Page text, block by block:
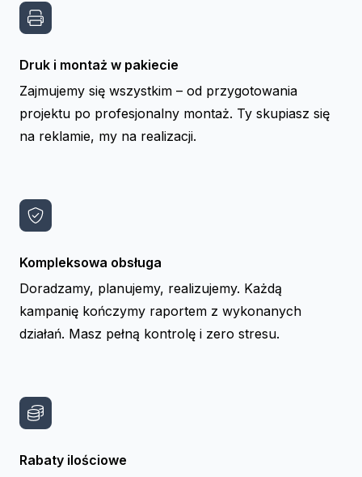
Druk i montaż w pakiecie
Zajmujemy się wszystkim – od przygotowania
projektu po profesjonalny montaż. Ty skupiasz się
na reklamie, my na realizacji.
Kompleksowa obsługa
Doradzamy, planujemy, realizujemy. Każdą
kampanię kończymy raportem z wykonanych
działań. Masz pełną kontrolę i zero stresu.
Rabaty ilościowe